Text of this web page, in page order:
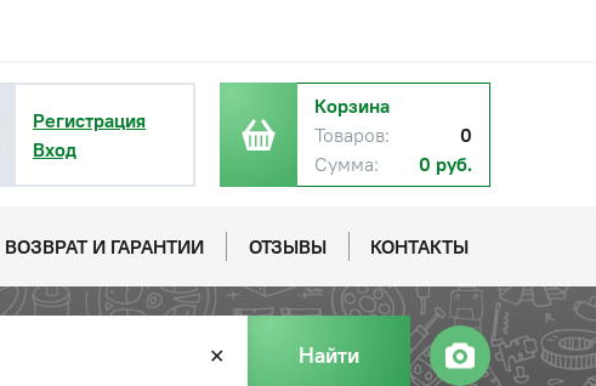
Регистрация
Вход
Корзина
Товаров:
0
Сумма:
0 руб.
ВОЗВРАТ И ГАРАНТИИ ОТЗЫВЫ КОНТАКТЫ
✕ Найти